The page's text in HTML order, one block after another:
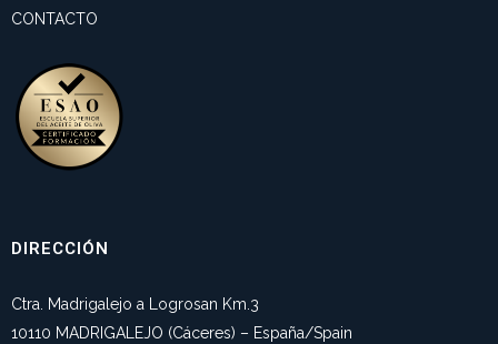
CONTACTO
DIRECCIÓN
Ctra. Madrigalejo a Logrosan Km.3
10110 MADRIGALEJO (Cáceres) – España/Spain